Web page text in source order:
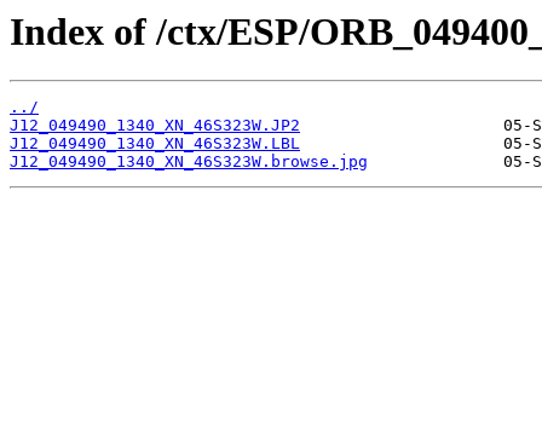
Index of /ctx/ESP/
../
J12_049490_1340_XN_46S323W.JP2
J12_049490_1340_XN_46S323W.LBL
J12_049490_1340_XN_46S323W.browse.jpg